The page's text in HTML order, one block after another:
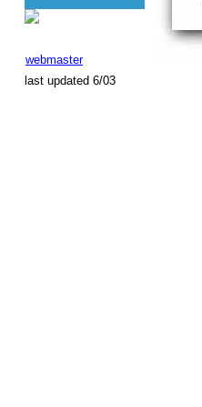
webmaster
last updated 6/03